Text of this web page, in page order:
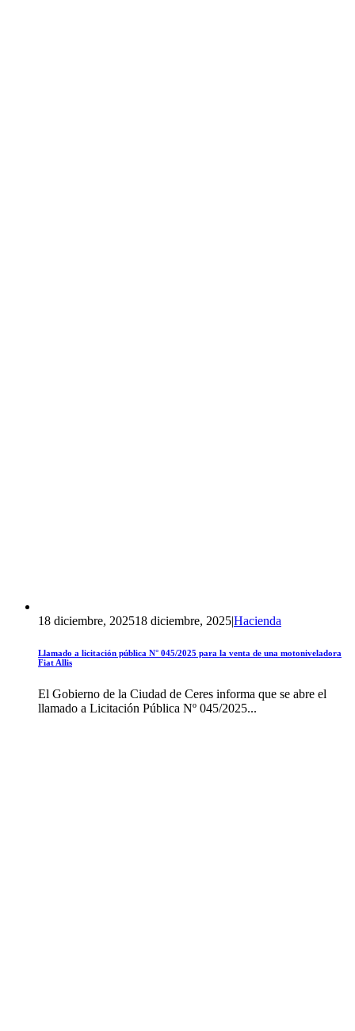
18 diciembre, 202518 diciembre, 2025|Hacienda
Llamado a licitación pública N° 045/2025 para la venta de una motoniveladora
Fiat Allis
El Gobierno de la Ciudad de Ceres informa que se abre el
llamado a Licitación Pública Nº 045/⁠2025...